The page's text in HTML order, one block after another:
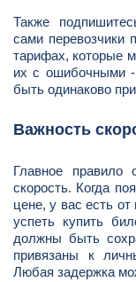
Также
сами перевозчики
тарифах, которые
их с ошибочными -
быть одинаково
Важность
Главное
скорость. Когда
цене, у вас есть
успеть купить
должны быть
привязаны к
Любая задержка